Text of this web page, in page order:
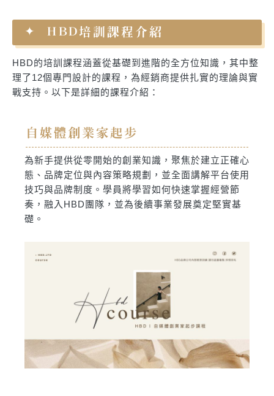
HBD培訓課程介紹
HBD的培訓課程涵蓋從基礎到進階的全方位知識，其中整
理了12個專門設計的課程，為經銷商提供扎實的理論與實
戰支持。以下是詳細的課程介紹：
自媒體創業家起步
為新手提供從零開始的創業知識，聚焦於建立正確心
態、品牌定位與內容策略規劃，並全面講解平台使用
技巧與品牌制度。學員將學習如何快速掌握經營節
奏，融入HBD團隊，並為後續事業發展奠定堅實基
礎。